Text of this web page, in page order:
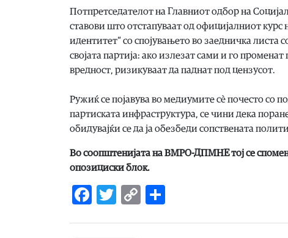
Потпретседателот на Главниот одбор на
ставови што отстапуваат од официјалниот курс
идентитет“ со спојувањето во заедничка листа
својата партија: ако излезат сами и го
вредност, ризикуваат да паднат под цензусот.
Ружиќ се појавува во медиумите сè почесто со
партиската инфраструктура, се чини дека
обидувајќи се да ја обезбеди сопствената
Во соопштенијата на ВМРО-ДПМНЕ тој се
опозициски блок.
Facebook
Twitter
Copy